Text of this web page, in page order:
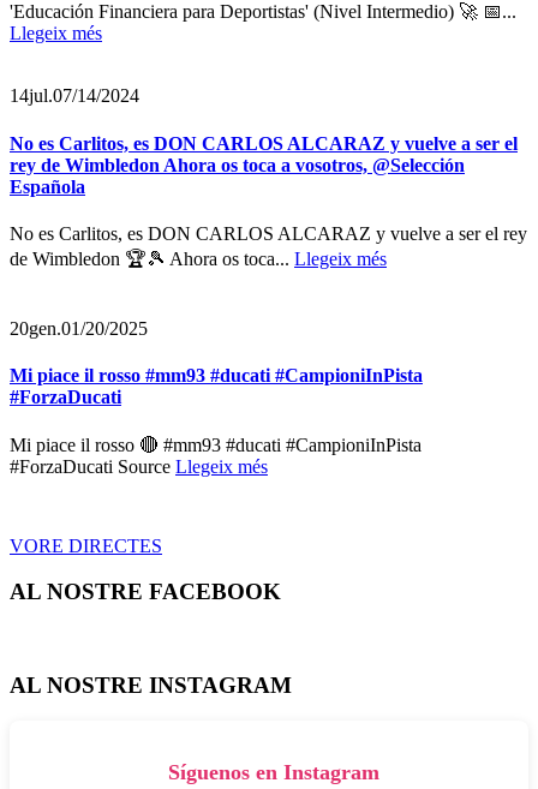
'Educación Financiera para Deportistas' (Nivel Intermedio) 🚀 📅...
Llegeix més
14jul.07/14/2024
No es Carlitos, es DON CARLOS ALCARAZ y vuelve a ser el
rey de Wimbledon Ahora os toca a vosotros, @Selección
Española
No es Carlitos, es DON CARLOS ALCARAZ y vuelve a ser el rey
de Wimbledon 🏆🎾 Ahora os toca... Llegeix més
20gen.01/20/2025
Mi piace il rosso #mm93 #ducati #CampioniInPista
#ForzaDucati
Mi piace il rosso 🔴 #mm93 #ducati #CampioniInPista
#ForzaDucati Source Llegeix més
VORE DIRECTES
AL NOSTRE FACEBOOK
AL NOSTRE INSTAGRAM
Síguenos en Instagram